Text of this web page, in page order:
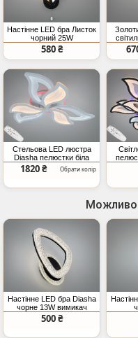
Настінне LED бра Листок
чорний 25W
580 ₴
Стельова LED люстра
Diasha пелюстки біла
78W
1820 ₴ Обрати колір
Можливо
Настінне LED бра Diasha
чорне 13W вимикач
500 ₴